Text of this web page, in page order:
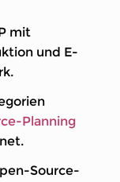
mit
und E-
Planning
Source-